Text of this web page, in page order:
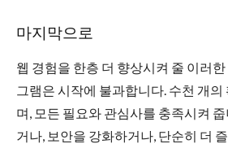
마지막으로
웹 경험을 한층 더 향상시켜 줄 이러
그램은 시작에 불과합니다. 수천 개
며, 모든 필요와 관심사를 충족시켜
거나, 보안을 강화하거나, 단순히 더